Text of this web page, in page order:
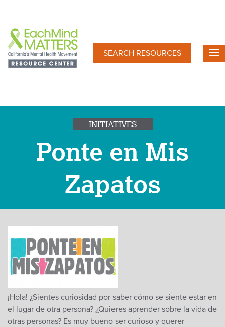
main
content
SEARCH RESOURCES
INITIATIVES
Ponte en Mis
Zapatos
¡Hola! ¿Sientes curiosidad por saber cómo se siente estar en
el lugar de otra persona? ¿Quieres aprender sobre la vida de
otras personas? Es muy bueno ser curioso y querer